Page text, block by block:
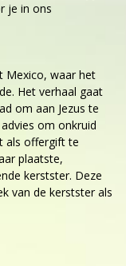
je in ons
Mexico, waar het
Het verhaal gaat
om aan Jezus te
om onkruid
als offergift te
plaatste,
kerstster. Deze
van de kerstster als